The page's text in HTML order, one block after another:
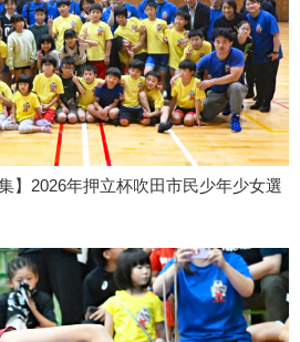
】2026年押立杯吹田市民少年少女選